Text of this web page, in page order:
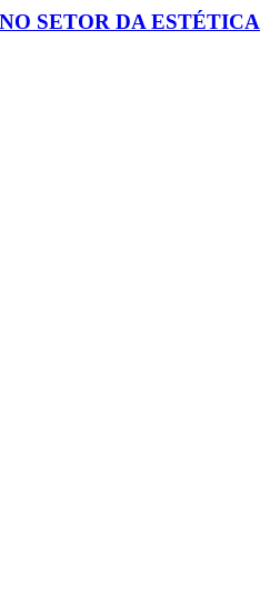
SETOR DA ESTÉTICA